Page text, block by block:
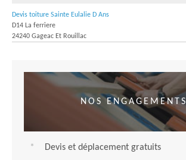
Devis toiture Sainte Eulalie D Ans
D14 La ferriere
24240 Gageac Et Rouillac
NOS ENGAGEMENTS
Devis et déplacement gratuits